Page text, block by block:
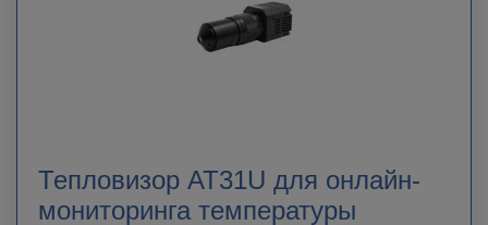
Тепловизор AT31U для онлайн-
мониторинга температуры